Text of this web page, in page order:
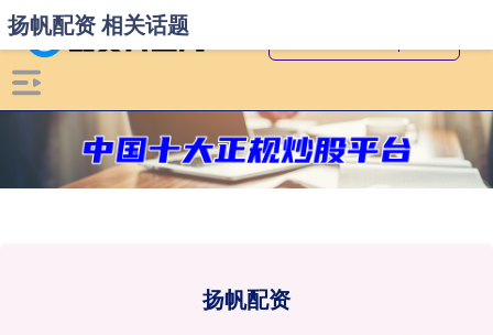
扬帆配资
扬帆配资 相关话题